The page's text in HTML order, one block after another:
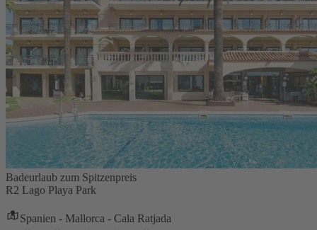
Badeurlaub zum Spitzenpreis
R2 Lago Playa Park
Spanien - Mallorca - Cala Ratjada